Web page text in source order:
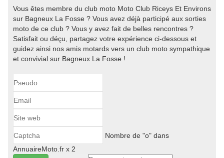
Vous êtes membre du club moto Moto Club Riceys Et Environs
sur Bagneux La Fosse ? Vous avez déjà participé aux sorties
moto de ce club ? Vous y avez fait de belles rencontres ?
Satisfait ou déçu, partagez votre expérience ci-dessous et
guidez ainsi nos amis motards vers un club moto sympathique
et convivial sur Bagneux La Fosse !
Nombre de "o" dans
AnnuaireMoto.fr x 2